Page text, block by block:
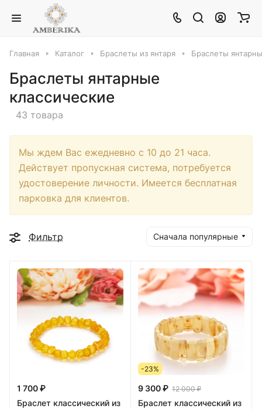
Главная Каталог Браслеты из янтаря Браслеты
Браслеты янтарные
классические
43 товара
Мы ждем Вас ежедневно с 10 до 21 часа.
Действует пропускная система, потребуется
удостоверение личности. Имеется бесплатная
парковка для клиентов.
Фильтр Сначала популярные
1 700 ₽
Браслет классический из
-23%
9 300 ₽ 12 000 ₽
Браслет классический из